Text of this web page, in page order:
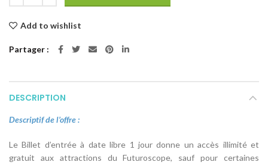
Add to wishlist
Partager
DESCRIPTION
Descriptif de l’offre :
Le Billet d’entrée à date libre 1 jour donne un accès illimité et
gratuit aux attractions du Futuroscope, sauf pour certaines